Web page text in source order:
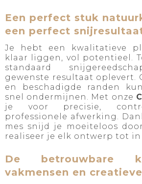
Een perfect stuk
een perfect
Je hebt een kwalitatieve
klaar liggen, vol potentieel.
standaard
gewenste resultaat oplevert.
en beschadigde randen
snel ondermijnen. Met onze
je voor precisie,
professionele afwerking.
mes snijd je moeiteloos
realiseer je elk ontwerp tot
De betrouwbare
vakmensen en